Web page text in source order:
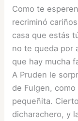
Como te
recriminó
casa que estás
no te queda por
que hay mucha
A Pruden le
de Fulgen,
pequeñita.
dicharachero, y